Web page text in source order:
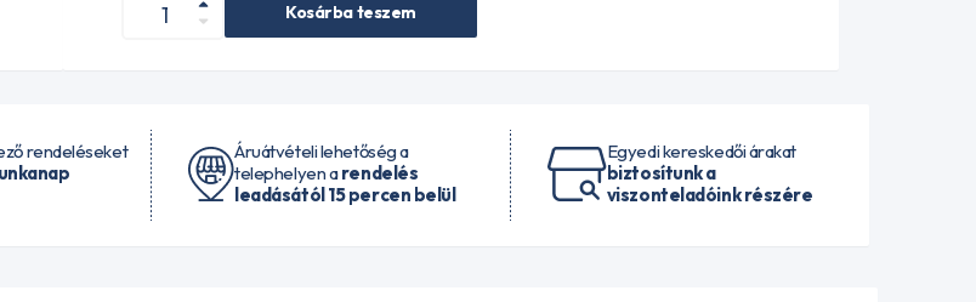
Kosárba teszem
rendeléseket
Áruátvételi lehetőség a
telephelyen arendelés
leadásától 15 percen belül
Egyedi kereskedői árakat
biztosítunk a
viszonteladóink részére